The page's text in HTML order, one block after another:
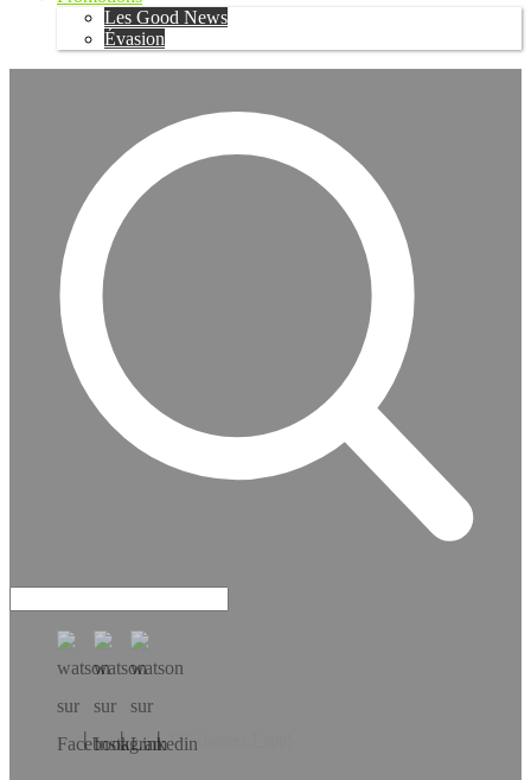
Les Good News
Évasion
Téléchargez l’app!